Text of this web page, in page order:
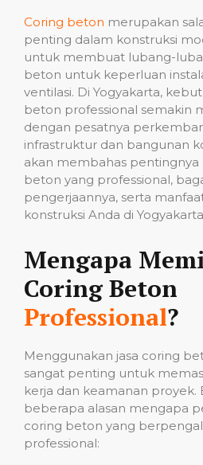
Coring beton merupakan
penting dalam konstruksi
untuk membuat lubang-
beton untuk keperluan
ventilasi. Di Yogyakarta,
beton professional semakin
dengan pesatnya
infrastruktur dan bangunan
akan membahas pentingnya
beton yang professional,
pengerjaannya, serta
konstruksi Anda di
Mengapa
Coring Beton
Professional?
Menggunakan jasa coring
sangat penting untuk
kerja dan keamanan proyek.
beberapa alasan mengapa
coring beton yang
professional: